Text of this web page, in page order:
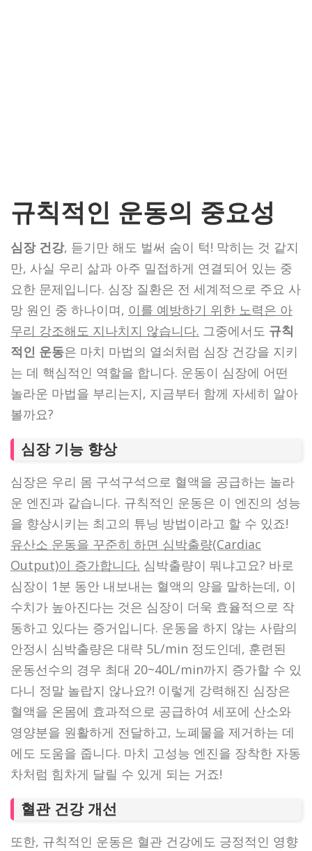
규칙적인 운동의 중요성
심장 건강, 듣기만 해도 벌써 숨이 턱! 막히는 것 같지
만, 사실 우리 삶과 아주 밀접하게 연결되어 있는 중
요한 문제입니다. 심장 질환은 전 세계적으로 주요 사
망 원인 중 하나이며, 이를 예방하기 위한 노력은 아
무리 강조해도 지나치지 않습니다. 그중에서도 규칙
적인 운동은 마치 마법의 열쇠처럼 심장 건강을 지키
는 데 핵심적인 역할을 합니다. 운동이 심장에 어떤
놀라운 마법을 부리는지, 지금부터 함께 자세히 알아
볼까요?
심장 기능 향상
심장은 우리 몸 구석구석으로 혈액을 공급하는 놀라
운 엔진과 같습니다. 규칙적인 운동은 이 엔진의 성능
을 향상시키는 최고의 튜닝 방법이라고 할 수 있죠!
유산소 운동을 꾸준히 하면 심박출량(Cardiac
Output)이 증가합니다. 심박출량이 뭐냐고요? 바로
심장이 1분 동안 내보내는 혈액의 양을 말하는데, 이
수치가 높아진다는 것은 심장이 더욱 효율적으로 작
동하고 있다는 증거입니다. 운동을 하지 않는 사람의
안정시 심박출량은 대략 5L/min 정도인데, 훈련된
운동선수의 경우 최대 20~40L/min까지 증가할 수 있
다니 정말 놀랍지 않나요?! 이렇게 강력해진 심장은
혈액을 온몸에 효과적으로 공급하여 세포에 산소와
영양분을 원활하게 전달하고, 노폐물을 제거하는 데
에도 도움을 줍니다. 마치 고성능 엔진을 장착한 자동
차처럼 힘차게 달릴 수 있게 되는 거죠!
혈관 건강 개선
또한, 규칙적인 운동은 혈관 건강에도 긍정적인 영향